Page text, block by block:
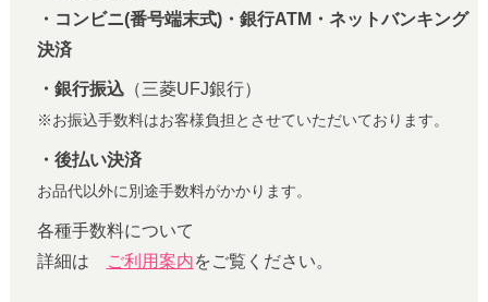
・コンビニ(番号端末式)・銀行ATM・ネットバンキング
決済
・銀行振込（三菱UFJ銀行）
※お振込手数料はお客様負担とさせていただいております。
・後払い決済
お品代以外に別途手数料がかかります。
各種手数料について
詳細は
ご利用案内をご覧ください。